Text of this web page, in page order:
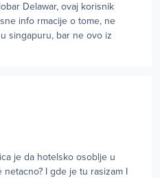
Delawar, ovaj korisnik
info rmacije o tome, ne
singapuru, bar ne ovo iz
je da hotelsko osoblje u
netacno? I gde je tu rasizam I